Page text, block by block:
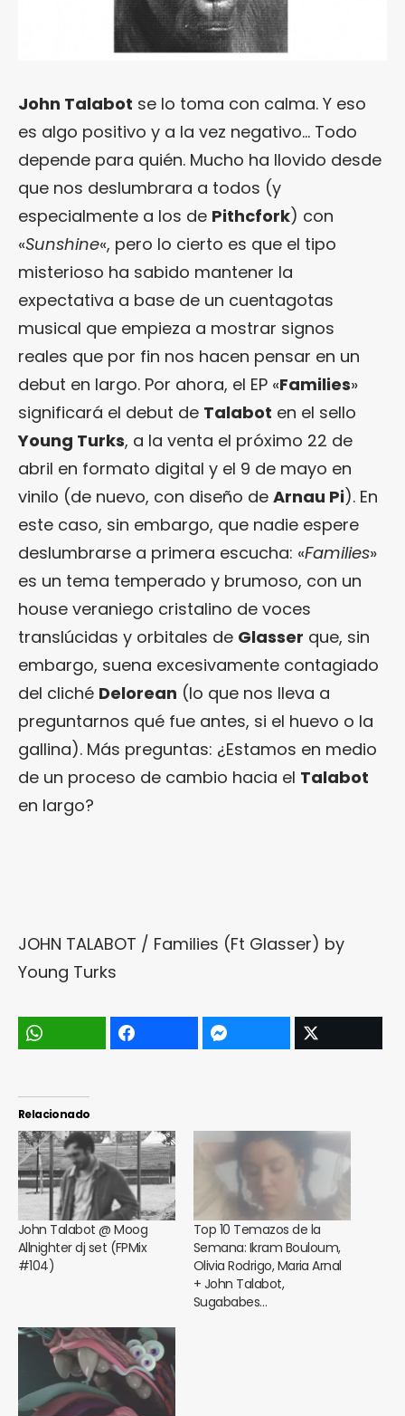
John Talabot se lo toma con calma. Y eso
es algo positivo y a la vez negativo… Todo
depende para quién. Mucho ha llovido desde
que nos deslumbrara a todos (y
especialmente a los de Pithcfork) con
«Sunshine«, pero lo cierto es que el tipo
misterioso ha sabido mantener la
expectativa a base de un cuentagotas
musical que empieza a mostrar signos
reales que por fin nos hacen pensar en un
debut en largo. Por ahora, el EP «Families»
significará el debut de Talabot en el sello
Young Turks, a la venta el próximo 22 de
abril en formato digital y el 9 de mayo en
vinilo (de nuevo, con diseño de Arnau Pi). En
este caso, sin embargo, que nadie espere
deslumbrarse a primera escucha: «Families»
es un tema temperado y brumoso, con un
house veraniego cristalino de voces
translúcidas y orbitales de Glasser que, sin
embargo, suena excesivamente contagiado
del cliché Delorean (lo que nos lleva a
preguntarnos qué fue antes, si el huevo o la
gallina). Más preguntas: ¿Estamos en medio
de un proceso de cambio hacia el Talabot
en largo?
JOHN TALABOT / Families (Ft Glasser) by
Young Turks
Relacionado
John Talabot @ Moog
Allnighter dj set (FPMix
#104)
Top 10 Temazos de la
Semana: Ikram Bouloum,
Olivia Rodrigo, Maria Arnal
+ John Talabot,
Sugababes…